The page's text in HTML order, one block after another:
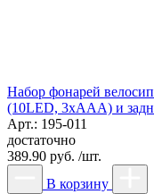
Набор фонарей
(10LED, 3хААА) и
Арт.: 195-011
достаточно
389.90 руб. /шт.
В корзину